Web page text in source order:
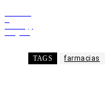
TAGS farmacias